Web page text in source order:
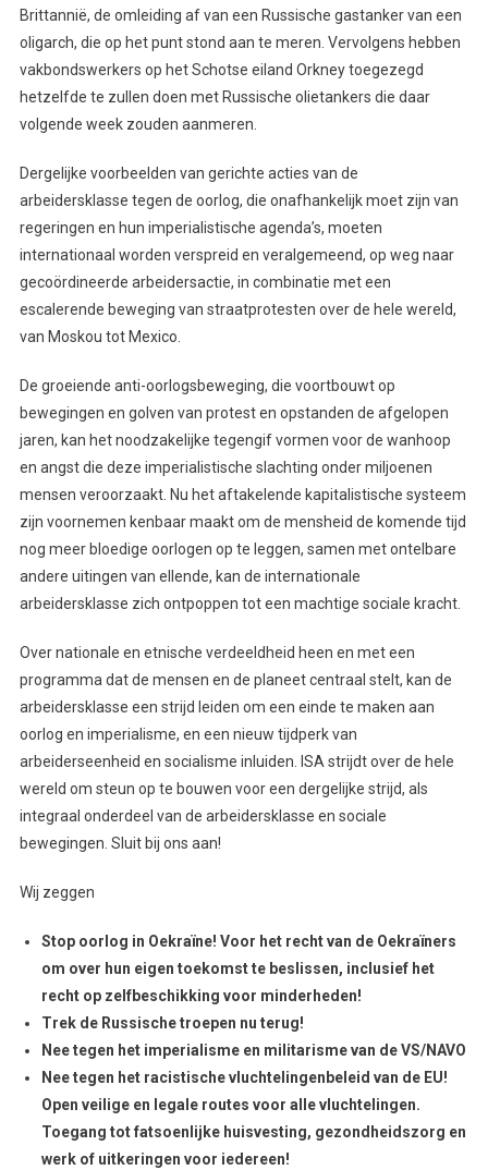
Brittannië, de omleiding af van een Russische gastanker van een
oligarch, die op het punt stond aan te meren. Vervolgens hebben
vakbondswerkers op het Schotse eiland Orkney toegezegd
hetzelfde te zullen doen met Russische olietankers die daar
volgende week zouden aanmeren.
Dergelijke voorbeelden van gerichte acties van de
arbeidersklasse tegen de oorlog, die onafhankelijk moet zijn van
regeringen en hun imperialistische agenda’s, moeten
internationaal worden verspreid en veralgemeend, op weg naar
gecoördineerde arbeidersactie, in combinatie met een
escalerende beweging van straatprotesten over de hele wereld,
van Moskou tot Mexico.
De groeiende anti-oorlogsbeweging, die voortbouwt op
bewegingen en golven van protest en opstanden de afgelopen
jaren, kan het noodzakelijke tegengif vormen voor de wanhoop
en angst die deze imperialistische slachting onder miljoenen
mensen veroorzaakt. Nu het aftakelende kapitalistische systeem
zijn voornemen kenbaar maakt om de mensheid de komende tijd
nog meer bloedige oorlogen op te leggen, samen met ontelbare
andere uitingen van ellende, kan de internationale
arbeidersklasse zich ontpoppen tot een machtige sociale kracht.
Over nationale en etnische verdeeldheid heen en met een
programma dat de mensen en de planeet centraal stelt, kan de
arbeidersklasse een strijd leiden om een einde te maken aan
oorlog en imperialisme, en een nieuw tijdperk van
arbeiderseenheid en socialisme inluiden. ISA strijdt over de hele
wereld om steun op te bouwen voor een dergelijke strijd, als
integraal onderdeel van de arbeidersklasse en sociale
bewegingen. Sluit bij ons aan!
Wij zeggen
Stop oorlog in Oekraïne! Voor het recht van de Oekraïners
om over hun eigen toekomst te beslissen, inclusief het
recht op zelfbeschikking voor minderheden!
Trek de Russische troepen nu terug!
Nee tegen het imperialisme en militarisme van de VS/NAVO
Nee tegen het racistische vluchtelingenbeleid van de EU!
Open veilige en legale routes voor alle vluchtelingen.
Toegang tot fatsoenlijke huisvesting, gezondheidszorg en
werk of uitkeringen voor iedereen!